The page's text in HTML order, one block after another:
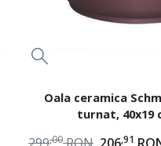
Oala ceramica
turnat, 40x19
,91
,00